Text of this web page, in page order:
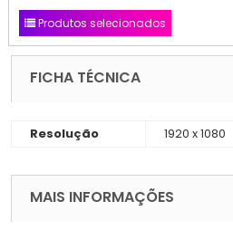
Produtos selecionados
FICHA TÉCNICA
Resolução 1920 x 1080
MAIS INFORMAÇÕES